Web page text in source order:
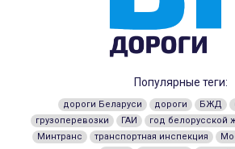
Популярные теги:
дороги Беларуси дороги БЖД
грузоперевозки
ГАИ год белорусской
Минтранс
транспортная инспекция